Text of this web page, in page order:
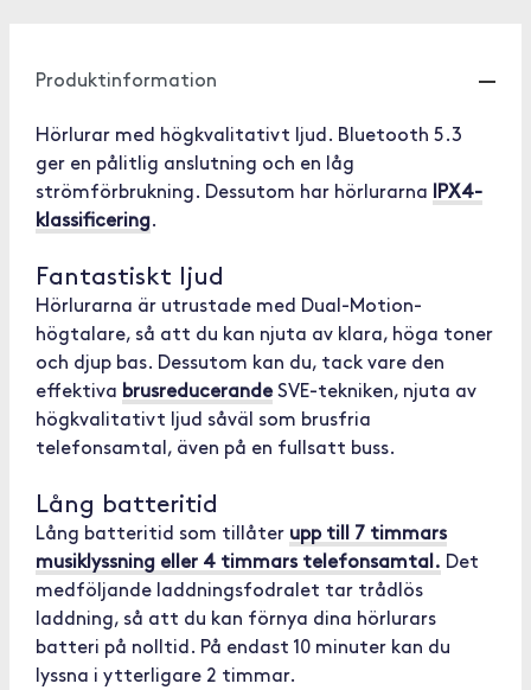
Produktinformation
Hörlurar med högkvalitativt ljud. Bluetooth 5.3
ger en pålitlig anslutning och en låg
strömförbrukning. Dessutom har hörlurarna
IPX4-
klassificering.
Fantastiskt ljud
Hörlurarna är utrustade med Dual-Motion-
högtalare, så att du kan njuta av klara, höga toner
och djup bas. Dessutom kan du, tack vare den
effektiva brusreducerandeSVE-tekniken, njuta av
högkvalitativt ljud såväl som brusfria
telefonsamtal, även på en fullsatt buss.
Lång batteritid
Lång batteritid som tillåter upp till 7 timmars
musiklyssning eller 4 timmars telefonsamtal. Det
medföljande laddningsfodralet tar trådlös
laddning, så att du kan förnya dina hörlurars
batteri på nolltid. På endast 10 minuter kan du
lyssna i ytterligare 2 timmar.